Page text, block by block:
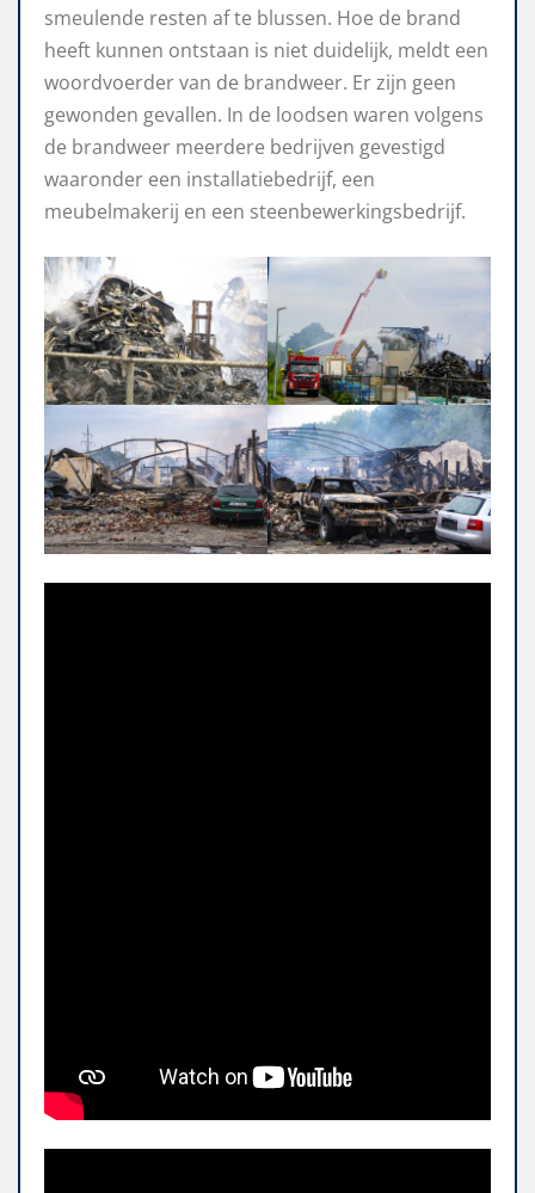
smeulende resten af te blussen. Hoe de brand
heeft kunnen ontstaan is niet duidelijk, meldt een
woordvoerder van de brandweer. Er zijn geen
gewonden gevallen. In de loodsen waren volgens
de brandweer meerdere bedrijven gevestigd
waaronder een installatiebedrijf, een
meubelmakerij en een steenbewerkingsbedrijf.